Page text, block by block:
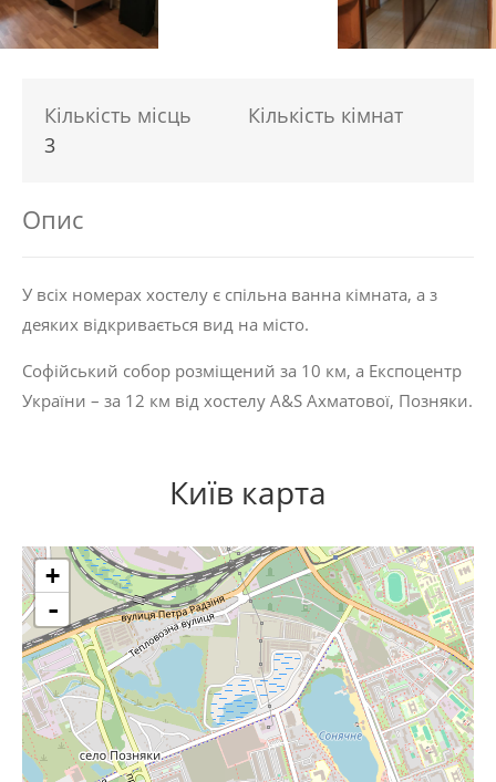
Кількість місць
3
Кількість кімнат
Опис
У всіх номерах хостелу є спільна ванна кімната, а з
деяких відкривається вид на місто.
Софійський собор розміщений за 10 км, а Експоцентр
України – за 12 км від хостелу A&S Ахматової, Позняки.
Київ карта
+
-